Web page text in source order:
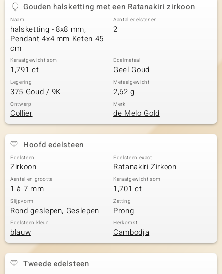
Gouden halsketting met een Ratanakiri zirkoon
Naam
halsketting - 8x8 mm,
Pendant 4x4 mm Keten 45
cm
Aantal edelstenen
2
Karaatgewicht som
1,791 ct
Edelmetaal
Geel Goud
Legering
375 Goud / 9K
Metaalgewicht
2,62 g
Ontwerp
Collier
Merk
de Melo Gold
Hoofd edelsteen
Edelsteen
Zirkoon
Edelsteen exact
Ratanakiri Zirkoon
Aantal en grootte
1 à 7 mm
Karaatgewicht som
1,701 ct
Slijpvorm
Rond geslepen, Geslepen
Zetting
Prong
Edelsteen kleur
blauw
Herkomst
Cambodja
Tweede edelsteen